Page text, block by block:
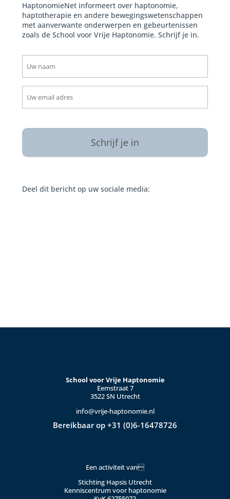
HaptonomieNet informeert over haptonomie,
haptotherapie en andere bewegingswetenschappen
met aanverwante onderwerpen en gebeurtenissen
zoals de School voor Vrije Haptonomie. Schrijf je in.
Deel dit bericht op uw sociale media:
School voor Vrije Haptonomie
Eemstraat 7
3522 SN Utrecht
info@vrije-haptonomie.nl
Bereikbaar op +31 (0)6-16478726
Een activiteit van
Stichting Hapsis Utrecht
Kenniscentrum voor haptonomie